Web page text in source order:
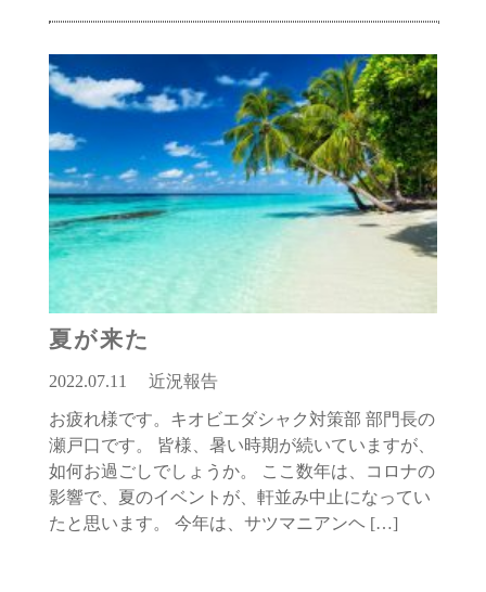
夏が来た
2022.07.11 近況報告
お疲れ様です。キオビエダシャク対策部 部門長の
瀬戸口です。 皆様、暑い時期が続いていますが、
如何お過ごしでしょうか。 ここ数年は、コロナの
影響で、夏のイベントが、軒並み中止になってい
たと思います。 今年は、サツマニアンヘ […]